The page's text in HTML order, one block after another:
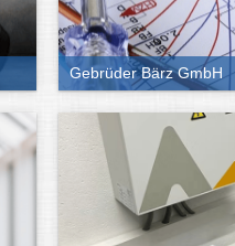
Gebrüder Bärz GmbH